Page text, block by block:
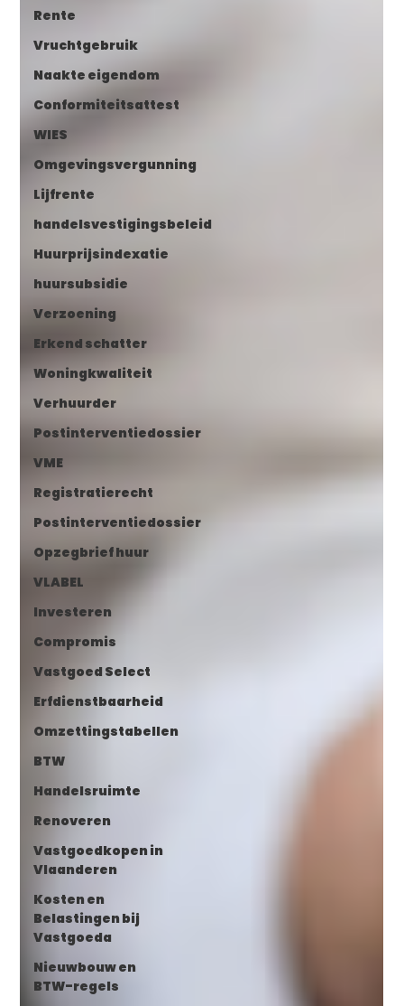
Rente
Vruchtgebruik
Naakte eigendom
Conformiteitsattest
WIES
Omgevingsvergunning
Lijfrente
handelsvestigingsbeleid
Huurprijsindexatie
huursubsidie
Verzoening
Erkend schatter
Woningkwaliteit
Verhuurder
Postinterventiedossier
VME
Registratierecht
Postinterventiedossier
Opzegbrief huur
VLABEL
Investeren
Compromis
Vastgoed Select
Erfdienstbaarheid
Omzettingstabellen
BTW
Handelsruimte
Renoveren
Vastgoedkopen in
Vlaanderen
Kosten en
Belastingen bij
Vastgoeda
Nieuwbouw en
BTW-regels